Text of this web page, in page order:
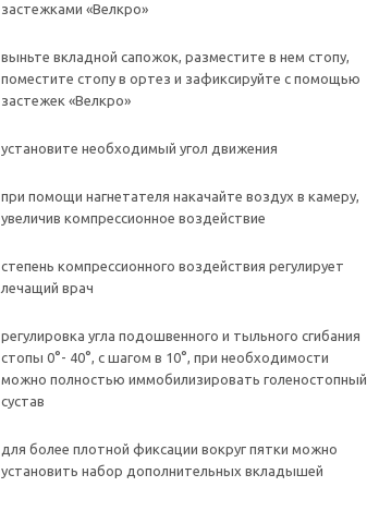
застежками «Велкро»
выньте вкладной сапожок, разместите в нем стопу,
поместите стопу в ортез и зафиксируйте с помощью
застежек «Велкро»
установите необходимый угол движения
при помощи нагнетателя накачайте воздух в камеру,
увеличив компрессионное воздействие
степень компрессионного воздействия регулирует
лечащий врач
регулировка угла подошвенного и тыльного сгибания
стопы 0°- 40°, с шагом в 10°, при необходимости
можно полностью иммобилизировать голеностопный
сустав
для более плотной фиксации вокруг пятки можно
установить набор дополнительных вкладышей